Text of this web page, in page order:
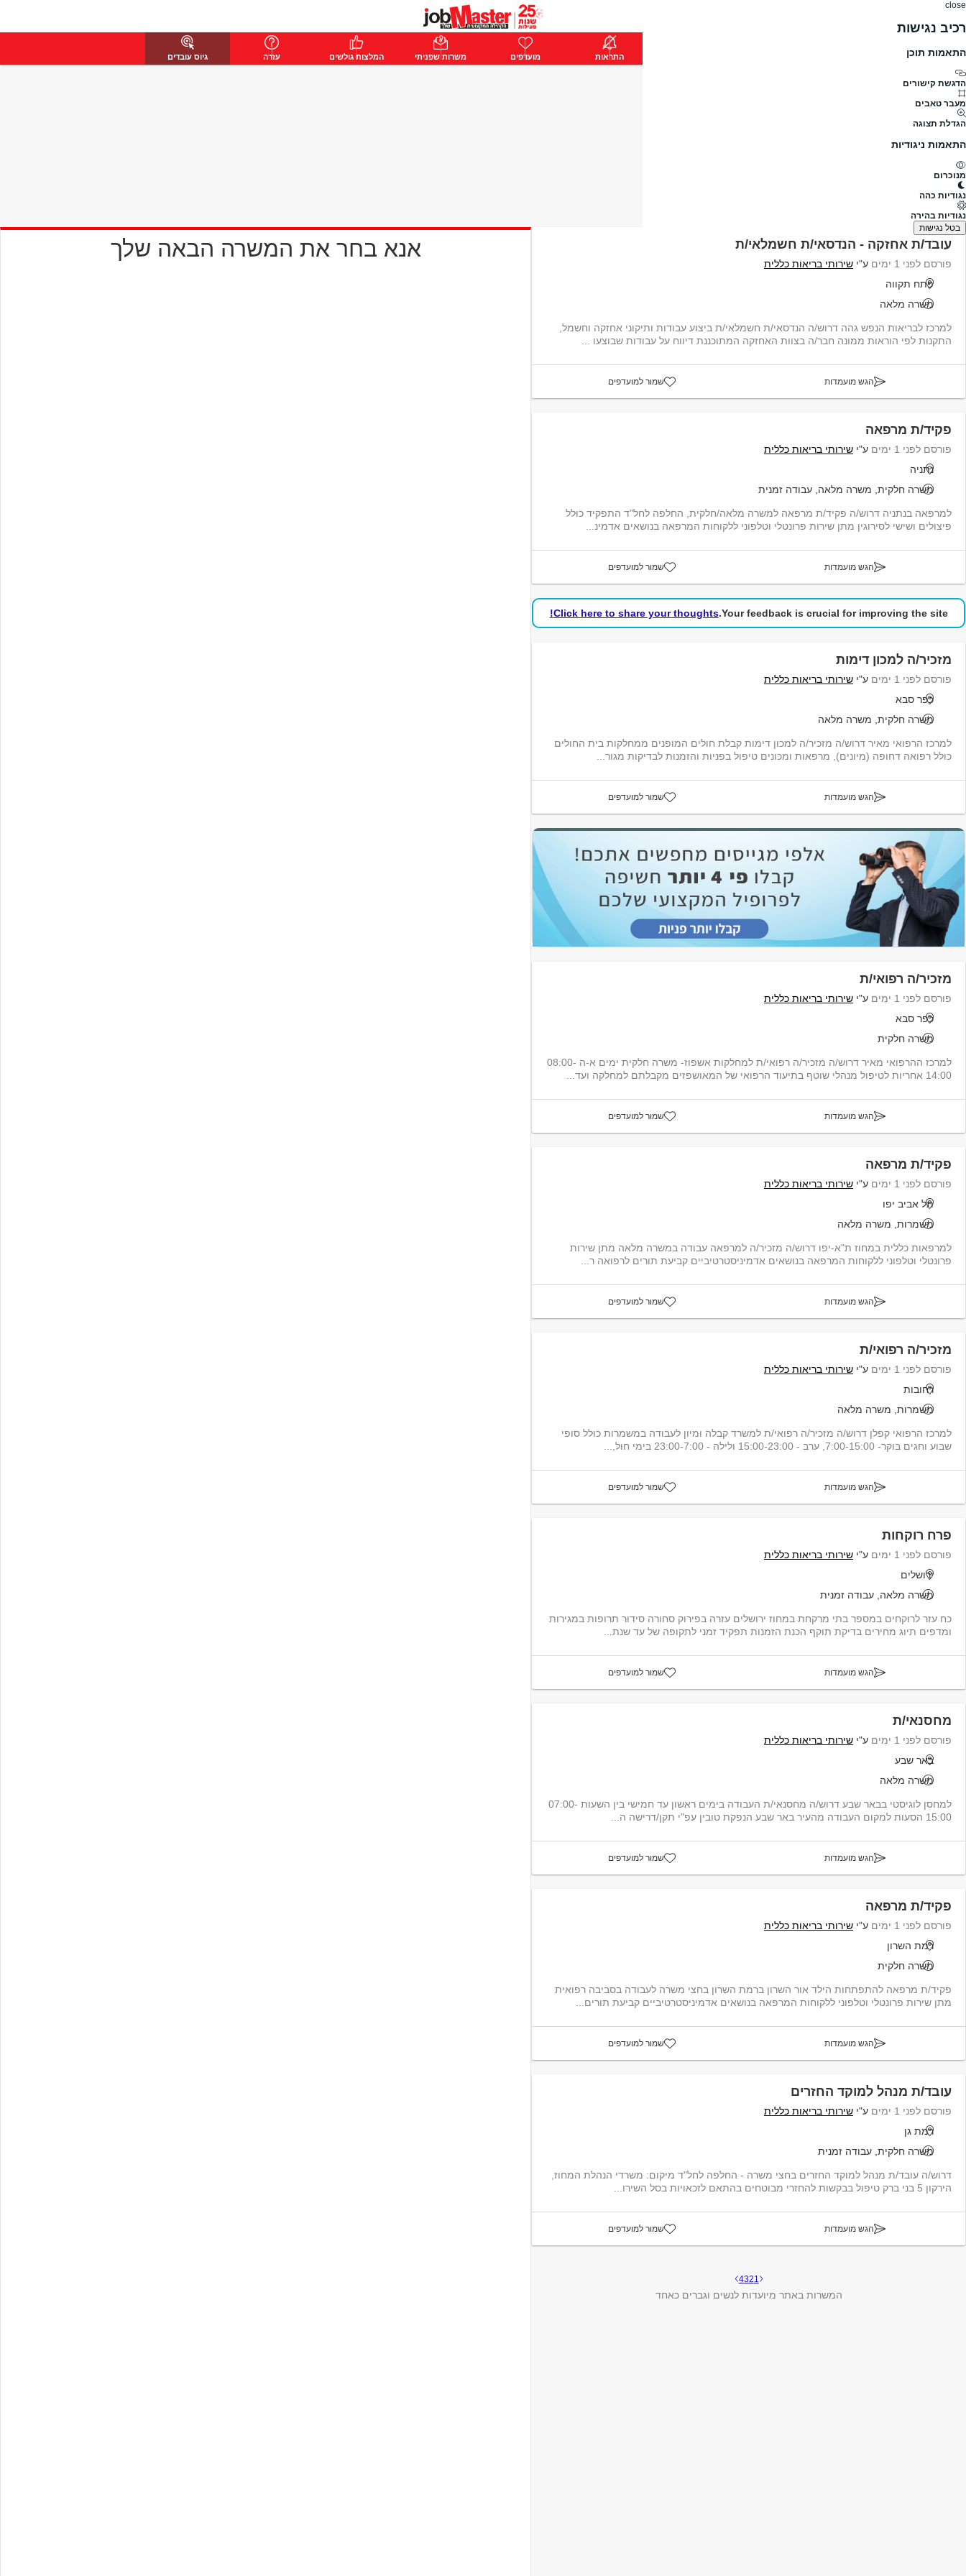
close
רכיב נגישות
התאמות תוכן
הדגשת קישורים
מעבר טאבים
הגדלת תצוגה
התאמות ניגודיות
מנוכרום
נגודיות כהה
נגודיות בהירה
בטל נגישות
פרימיום התחבר התראות מועדפים משרות שפניתי המלצות גולשים עזרה גיוס עובדים
דרושים
שירותי בריאות כללית דרושים, עמוד 4
גודל חברה
לא צויין
פרופיל חברה
להלן כל המשרות הפעילות בשירותי בריאות כללית
נמצאו 40 משרות
עובד/ת אחזקה - הנדסאי/ת חשמלאי/ת
פורסם לפני 1 ימים ע"י שירותי בריאות כללית
פתח תקווה
משרה מלאה
למרכז לבריאות הנפש גהה דרוש/ה הנדסאי/ת חשמלאי/ת ביצוע עבודות ותיקוני אחזקה וחשמל,
התקנות לפי הוראות ממונה חבר/ה בצוות האחזקה המתוכננת דיווח על עבודות שבוצעו ...
הגש מועמדות שמור למועדפים
פקיד/ת מרפאה
פורסם לפני 1 ימים ע"י שירותי בריאות כללית
נתניה
משרה חלקית, משרה מלאה, עבודה זמנית
למרפאה בנתניה דרוש/ה פקיד/ת מרפאה למשרה מלאה/חלקית, החלפה לחל"ד התפקיד כולל
פיצולים ושישי לסירוגין מתן שירות פרונטלי וטלפוני ללקוחות המרפאה בנושאים אדמינ...
הגש מועמדות שמור למועדפים
Your feedback is crucial for improving the site.
Click here to share your thoughts!
מזכיר/ה למכון דימות
פורסם לפני 1 ימים ע"י שירותי בריאות כללית
כפר סבא
משרה חלקית, משרה מלאה
למרכז הרפואי מאיר דרוש/ה מזכיר/ה למכון דימות קבלת חולים המופנים ממחלקות בית החולים
כולל רפואה דחופה (מיונים), מרפאות ומכונים טיפול בפניות והזמנות לבדיקות מגור...
הגש מועמדות שמור למועדפים
מזכיר/ה רפואי/ת
פורסם לפני 1 ימים ע"י שירותי בריאות כללית
כפר סבא
משרה חלקית
למרכז ההרפואי מאיר דרוש/ה מזכיר/ה רפואי/ת למחלקות אשפוז- משרה חלקית ימים א-ה 08:00-
14:00 אחריות לטיפול מנהלי שוטף בתיעוד הרפואי של המאושפזים מקבלתם למחלקה ועד...
הגש מועמדות שמור למועדפים
פקיד/ת מרפאה
פורסם לפני 1 ימים ע"י שירותי בריאות כללית
תל אביב יפו
משמרות, משרה מלאה
למרפאות כללית במחוז ת"א-יפו דרוש/ה מזכיר/ה למרפאה עבודה במשרה מלאה מתן שירות
פרונטלי וטלפוני ללקוחות המרפאה בנושאים אדמיניסטרטיביים קביעת תורים לרפואה ר...
הגש מועמדות שמור למועדפים
מזכיר/ה רפואי/ת
פורסם לפני 1 ימים ע"י שירותי בריאות כללית
רחובות
משמרות, משרה מלאה
למרכז הרפואי קפלן דרוש/ה מזכיר/ה רפואי/ת למשרד קבלה ומיון לעבודה במשמרות כולל סופי
שבוע וחגים בוקר- 7:00-15:00, ערב - 15:00-23:00 ולילה - 23:00-7:00 בימי חול,...
הגש מועמדות שמור למועדפים
פרח רוקחות
פורסם לפני 1 ימים ע"י שירותי בריאות כללית
ירושלים
משרה מלאה, עבודה זמנית
כח עזר לרוקחים במספר בתי מרקחת במחוז ירושלים עזרה בפירוק סחורה סידור תרופות במגירות
ומדפים תיוג מחירים בדיקת תוקף הכנת הזמנות תפקיד זמני לתקופה של עד שנת...
הגש מועמדות שמור למועדפים
מחסנאי/ת
פורסם לפני 1 ימים ע"י שירותי בריאות כללית
באר שבע
משרה מלאה
למחסן לוגיסטי בבאר שבע דרוש/ה מחסנאי/ת העבודה בימים ראשון עד חמישי בין השעות 07:00-
15:00 הסעות למקום העבודה מהעיר באר שבע הנפקת טובין עפ"י תקן/דרישה ה...
הגש מועמדות שמור למועדפים
פקיד/ת מרפאה
פורסם לפני 1 ימים ע"י שירותי בריאות כללית
רמת השרון
משרה חלקית
פקיד/ת מרפאה להתפתחות הילד אור השרון ברמת השרון בחצי משרה לעבודה בסביבה רפואית
מתן שירות פרונטלי וטלפוני ללקוחות המרפאה בנושאים אדמיניסטרטיביים קביעת תורים...
הגש מועמדות שמור למועדפים
עובד/ת מנהל למוקד החזרים
פורסם לפני 1 ימים ע"י שירותי בריאות כללית
רמת גן
משרה חלקית, עבודה זמנית
דרוש/ה עובד/ת מנהל למוקד החזרים בחצי משרה - החלפה לחל"ד מיקום: משרדי הנהלת המחוז,
הירקון 5 בני ברק טיפול בבקשות להחזרי מבוטחים בהתאם לזכאויות בסל השירו...
הגש מועמדות שמור למועדפים
1
2
3
4
המשרות באתר מיועדות לנשים וגברים כאחד
אנא בחר את המשרה הבאה שלך